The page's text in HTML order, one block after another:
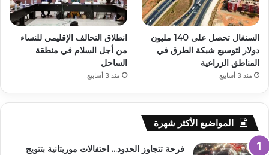
السنغال تحصل على 140 مليون
دولار لتوسيع شبكة الطرق في
المناطق الزراعية
منذ 3 أسابيع
انطلاق التحالف الإقليمي للنساء
من أجل السلام في منطقة
الساحل
منذ 3 أسابيع
المواضيع الأكثر شهرة
فرحة تتجاوز الحدود… احتفالات موريتانية بتتويج